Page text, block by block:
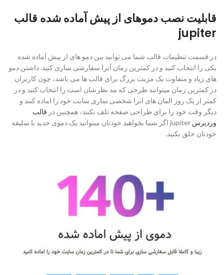
قابلیت نصب دموهای از پیش آماده شده قالب
jupiter
در قسمت تنظیمات قالب شما می توانید بین دمو های از پیش آماده شده
یکی را انتخاب کنید و در کمترین زمان آنرا سفارشی سازی کنید. داشتن دمو
های زیاد و متفاوت یک مزیت بزرگ برای قالب ها می باشد، چون کاربران
در کمترین زمان میتوانند طرحی که مد نظرشان است را انتخاب کنند و در
کمتر از یک روز المان های انرا شخصی سازی سایت خود را اماده کنند و
دیگر وقت خود را برای طراحی صفحه تلف نکنند، همچنین در قالب
وردپرس
jupiter اگر شما بخواهید خودتان میتوانید یک دموی جدید با سلیقه
خودتان خلق بکنید.